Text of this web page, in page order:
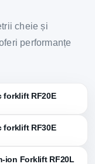
cheie și
performanțe
forklift RF20E
forklift RF30E
ion Forklift RF20L